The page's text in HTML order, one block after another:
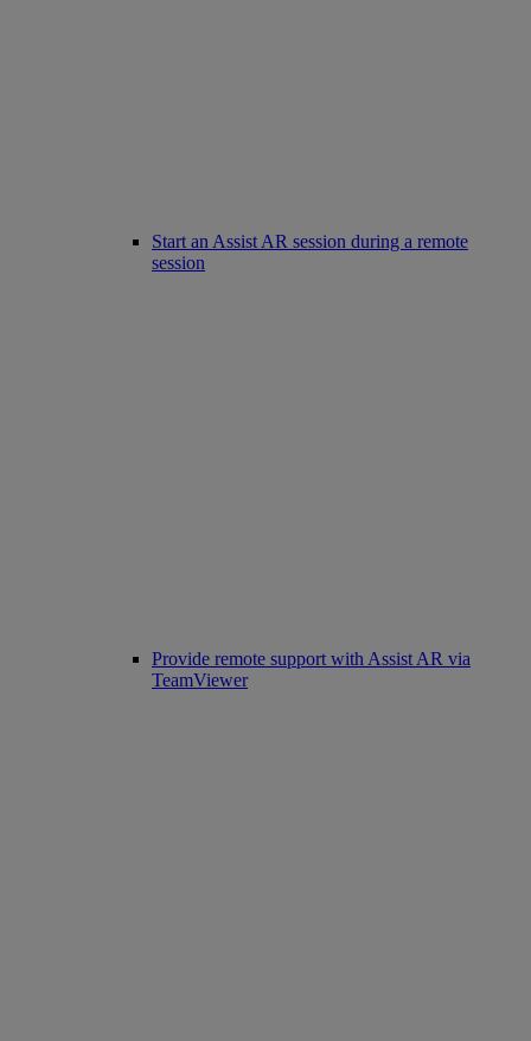
Start an Assist AR session during a remote
session
Provide remote support with Assist AR via
TeamViewer